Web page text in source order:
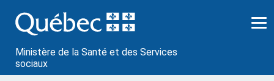
au
contenu
Ministère de la Santé et des Services
sociaux